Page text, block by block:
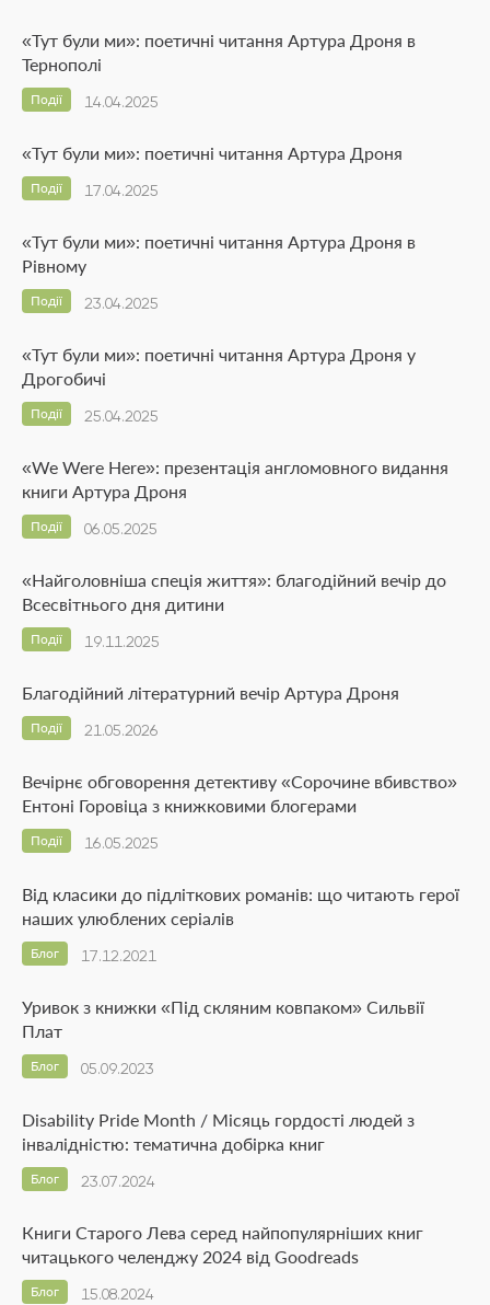
«Тут були ми»: поетичні читання Артура Дроня в
Тернополі
14.04.2025
Події
«Тут були ми»: поетичні читання Артура Дроня
17.04.2025
Події
«Тут були ми»: поетичні читання Артура Дроня в
Рівному
23.04.2025
Події
«Тут були ми»: поетичні читання Артура Дроня у
Дрогобичі
25.04.2025
Події
«We Were Here»: презентація англомовного видання
книги Артура Дроня
06.05.2025
Події
«Найголовніша спеція життя»: благодійний вечір до
Всесвітнього дня дитини
19.11.2025
Події
Благодійний літературний вечір Артура Дроня
21.05.2026
Події
Вечірнє обговорення детективу «Сорочине вбивство»
Ентоні Горовіца з книжковими блогерами
16.05.2025
Події
Від класики до підліткових романів: що читають герої
наших улюблених серіалів
17.12.2021
Блог
Уривок з книжки «Під скляним ковпаком» Сильвії
Плат
05.09.2023
Блог
Disability Pride Month / Місяць гордості людей з
інвалідністю: тематична добірка книг
23.07.2024
Блог
Книги Старого Лева серед найпопулярніших книг
читацького челенджу 2024 від Goodreads
15.08.2024
Блог